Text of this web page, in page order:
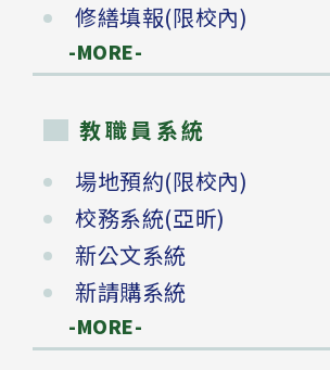
修繕填報(限校內)
-MORE-
教職員系統
場地預約(限校內)
校務系統(亞昕)
新公文系統
新請購系統
-MORE-